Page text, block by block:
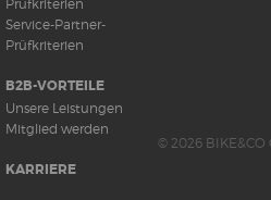
Prüfkriterien
Service-Partner-
Prüfkriterien
B2B-VORTEILE
Unsere Leistungen
Mitglied werden
KARRIERE
© 2026 BIKE&CO